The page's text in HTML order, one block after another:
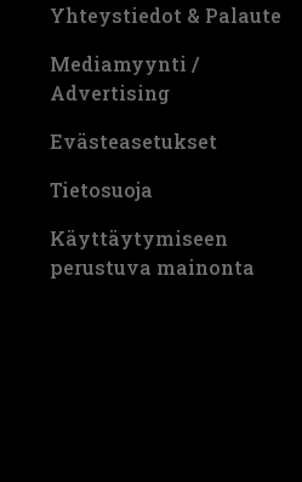
Yhteystiedot & Palaute
Mediamyynti /
Advertising
Evästeasetukset
Tietosuoja
Käyttäytymiseen
perustuva mainonta